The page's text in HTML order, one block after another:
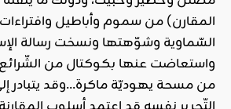
المقارن) من سموم وأباطيل
السّماوية وشوّهتها ونسخت رسالة
واستعاضت عنها بكوكتال من الشّرائع
من مسحة يهوديّة ماكرة…وقد يتبادر